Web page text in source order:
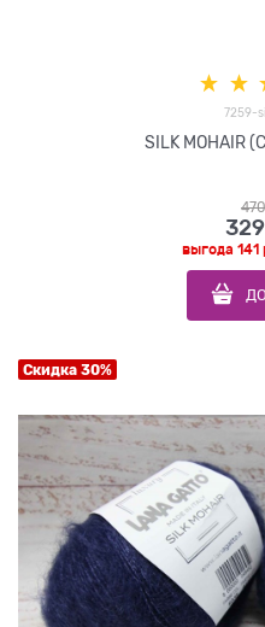
7259-
SILK MOHAIR
470
329
выгода 141
Скидка 30%